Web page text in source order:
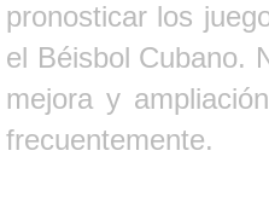
pronosticar los
el Béisbol Cubano.
mejora y
frecuentemente.